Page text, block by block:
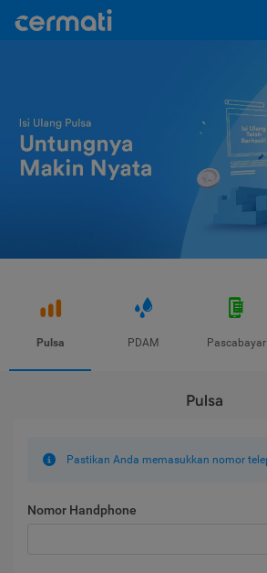
Pulsa PDAM Pascabayar
Pulsa
Pastikan Anda memasukkan nomor
Nomor Handphone